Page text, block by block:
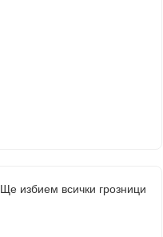
Ще избием всички грозници